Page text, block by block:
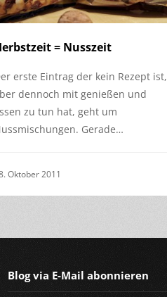
= Nusszeit
erste Eintrag der kein Rezept ist,
dennoch mit genießen und
zu tun hat, geht um
Gerade…
Oktober 2011
Blog via E-Mail abonnieren